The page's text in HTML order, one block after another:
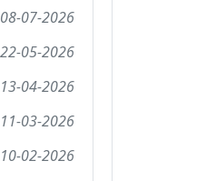
08-07-2026
22-05-2026
13-04-2026
11-03-2026
10-02-2026